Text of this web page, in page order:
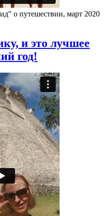
о путешествии, март 2020
и это лучшее
год!